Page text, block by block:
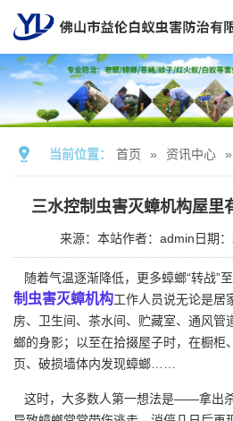
当前位置： 首页 » 资讯中心 »
三水控制虫害灭蟑机构屋里
来源：本站作者：admin 日期
随着气温逐渐降低，更多蟑螂“转战”至
制虫害灭蟑机构工作人员说无论是居
房、卫生间、茶水间、贮藏室、通风管
螂的身影；以至在拾掇屋子时，在橱柜
页、破损墙体内发现蟑螂……
这时，大多数人第一想法是——拿出杀